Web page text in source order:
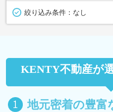
絞り込み条件： なし
KENTY不動産が
地元密着の豊富